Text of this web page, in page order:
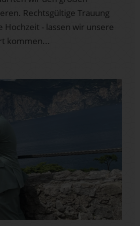
Rechtsgültige Trauung
Hochzeit - lassen wir unsere
kommen...